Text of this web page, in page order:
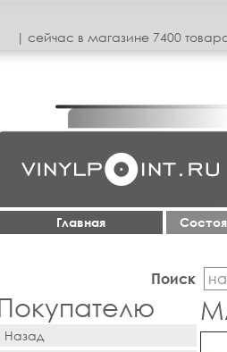
| сeйчас в магазинe 7400
Главная
Поиск
Назад